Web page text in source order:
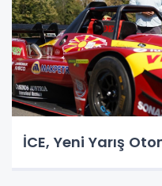
İCE, Yeni Yarış